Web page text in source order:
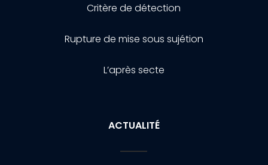
Critère de détection
Rupture de mise sous sujétion
L’après secte
ACTUALITÉ